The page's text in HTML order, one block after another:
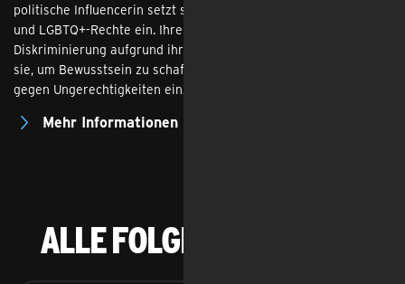
politische Influencerin setzt sich für Feminismus, Selbstliebe
und LGBTQ+-Rechte ein. Ihre persönlichen Erfahrungen mit
Diskriminierung aufgrund ihrer homosexuellen Beziehung nutzt
sie, um Bewusstsein zu schaffen und andere zu ermutigen, sich
gegen Ungerechtigkeiten einzusetzen.
Mehr Informationen
Alle Folgen als Video: